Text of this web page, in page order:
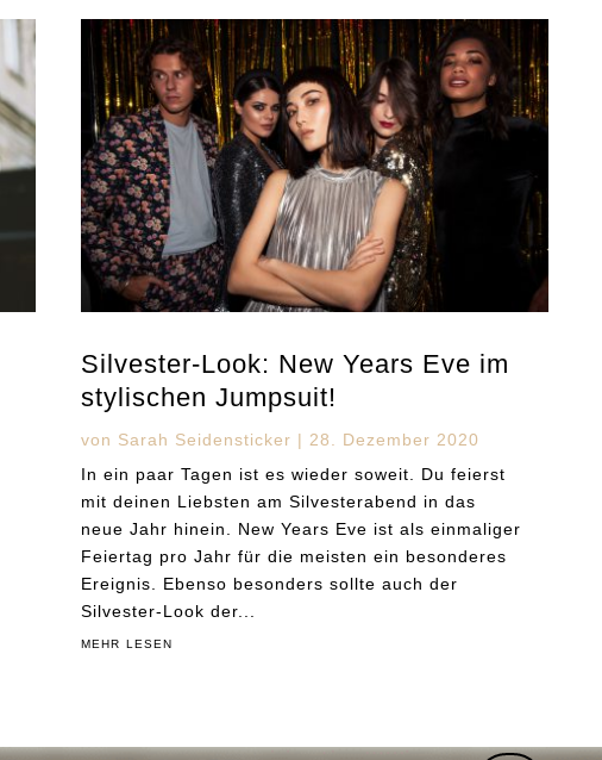
Silvester-Look: New Years Eve im
stylischen Jumpsuit!
von Sarah Seidensticker | 28. Dezember 2020
In ein paar Tagen ist es wieder soweit. Du feierst
mit deinen Liebsten am Silvesterabend in das
neue Jahr hinein. New Years Eve ist als einmaliger
Feiertag pro Jahr für die meisten ein besonderes
Ereignis. Ebenso besonders sollte auch der
Silvester-Look der...
mehr lesen